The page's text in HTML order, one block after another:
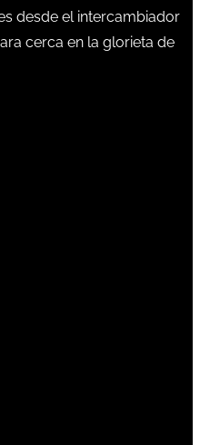
desde el intercambiador
cerca en la glorieta de